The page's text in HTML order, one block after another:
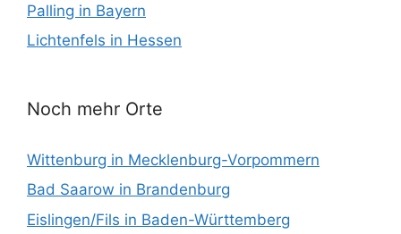
Palling in Bayern
Lichtenfels in Hessen
Noch mehr Orte
Wittenburg in Mecklenburg-Vorpommern
Bad Saarow in Brandenburg
Eislingen/Fils in Baden-Württemberg